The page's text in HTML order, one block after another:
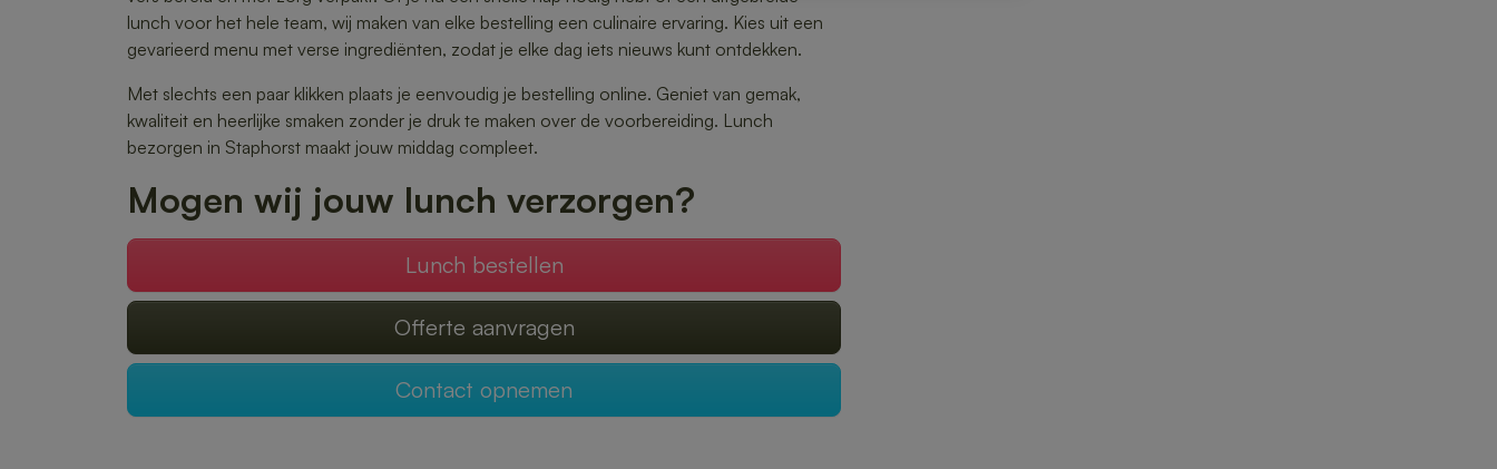
lunch voor het hele team, wij maken van elke bestelling een culinaire ervaring. Kies uit een
gevarieerd menu met verse ingrediënten, zodat je elke dag iets nieuws kunt ontdekken.
Met slechts een paar klikken plaats je eenvoudig je bestelling online. Geniet van gemak,
kwaliteit en heerlijke smaken zonder je druk te maken over de voorbereiding. Lunch
bezorgen in Staphorst maakt jouw middag compleet.
Mogen wij jouw lunch verzorgen?
Lunch bestellen
Offerte aanvragen
Contact opnemen